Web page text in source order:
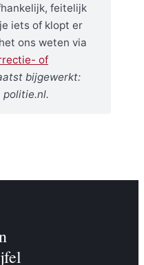
feitelijk
iets of klopt er
ons weten via
of
bijgewerkt:
politie.nl.